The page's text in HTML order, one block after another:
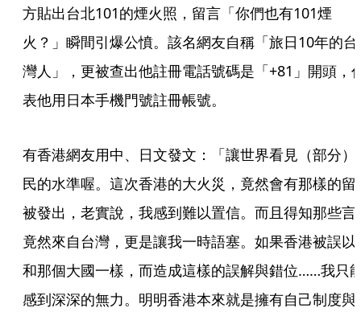
方貼出台北101的煙火照，留言「你們也有101煙
火？」瞬間引爆公憤。該名網友自稱「旅日10年的台
灣人」，更被查出他註冊電話號碼是「+81」開頭，
表他用日本手機門號註冊帳號。
有香港網友用中、日文發文：「讓世界看見（部分）
民的水準喔。這次香港的大火災，竟然會有那樣的留
被發出，老實說，我感到難以置信。而且得知那些言
竟然來自台灣，更是讓我一時語塞。如果香港被誤以
和那個大國一樣，而造成這樣的誤解與錯位……我只
感到深深的無力。明明香港本來就是擁有自己制度與